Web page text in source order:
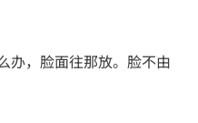
办，脸面往那放。脸不由